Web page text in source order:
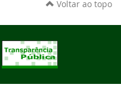
Voltar ao topo